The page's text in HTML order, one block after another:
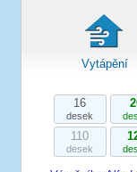
Vytápění
16
desek
110
desek